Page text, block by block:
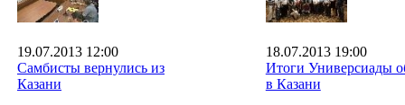
19.07.2013 12:00
Самбисты вернулись из
Казани
18.07.2013 19:00
Итоги Универсиады
в Казани